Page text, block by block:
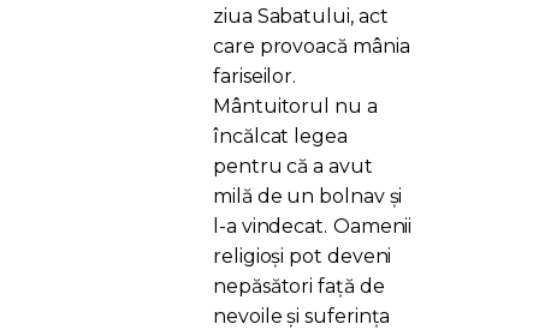
ziua Sabatului, act
care provoacă mânia
fariseilor.
Mântuitorul nu a
încălcat legea
pentru că a avut
milă de un bolnav și
l-a vindecat. Oamenii
religioși pot deveni
nepăsători față de
nevoile și suferința